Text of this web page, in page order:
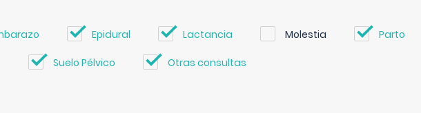
Epidural Lactancia Molestia Parto
Suelo Pélvico Otras consultas